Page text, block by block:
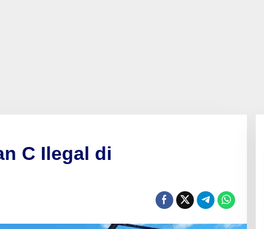
C Ilegal di